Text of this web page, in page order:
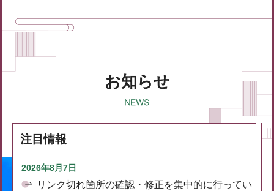
お知らせ
注目情報
2026年8月7日
リンク切れ箇所の確認・修正を集中的に行ってい